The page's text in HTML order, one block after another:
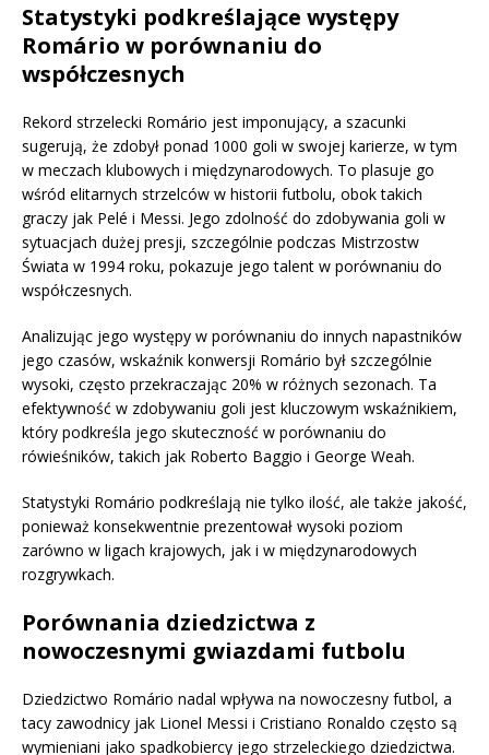
Statystyki podkreślające występy
Romário w porównaniu do
współczesnych
Rekord strzelecki Romário jest imponujący, a szacunki
sugerują, że zdobył ponad 1000 goli w swojej karierze, w tym
w meczach klubowych i międzynarodowych. To plasuje go
wśród elitarnych strzelców w historii futbolu, obok takich
graczy jak Pelé i Messi. Jego zdolność do zdobywania goli w
sytuacjach dużej presji, szczególnie podczas Mistrzostw
Świata w 1994 roku, pokazuje jego talent w porównaniu do
współczesnych.
Analizując jego występy w porównaniu do innych napastników
jego czasów, wskaźnik konwersji Romário był szczególnie
wysoki, często przekraczając 20% w różnych sezonach. Ta
efektywność w zdobywaniu goli jest kluczowym wskaźnikiem,
który podkreśla jego skuteczność w porównaniu do
rówieśników, takich jak Roberto Baggio i George Weah.
Statystyki Romário podkreślają nie tylko ilość, ale także jakość,
ponieważ konsekwentnie prezentował wysoki poziom
zarówno w ligach krajowych, jak i w międzynarodowych
rozgrywkach.
Porównania dziedzictwa z
nowoczesnymi gwiazdami futbolu
Dziedzictwo Romário nadal wpływa na nowoczesny futbol, a
tacy zawodnicy jak Lionel Messi i Cristiano Ronaldo często są
wymieniani jako spadkobiercy jego strzeleckiego dziedzictwa.